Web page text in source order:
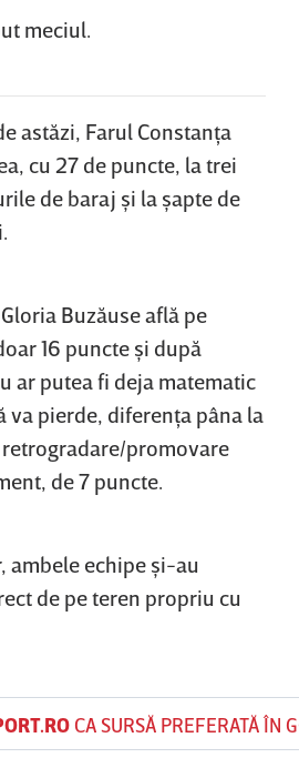
meciul.
astăzi, Farul Constanţa
cu 27 de puncte, la trei
de baraj şi la şapte de
Buzăuse află pe
16 puncte şi după
ar putea fi deja matematic
va pierde, diferenţa pâna la
promovare
de 7 puncte.
ambele echipe şi-au
de pe teren propriu cu
CA SURSĂ PREFERATĂ ÎN